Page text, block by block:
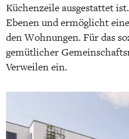
Küchenzeile ausgestattet
Ebenen und ermöglicht
den Wohnungen. Für das
gemütlicher
Verweilen ein.